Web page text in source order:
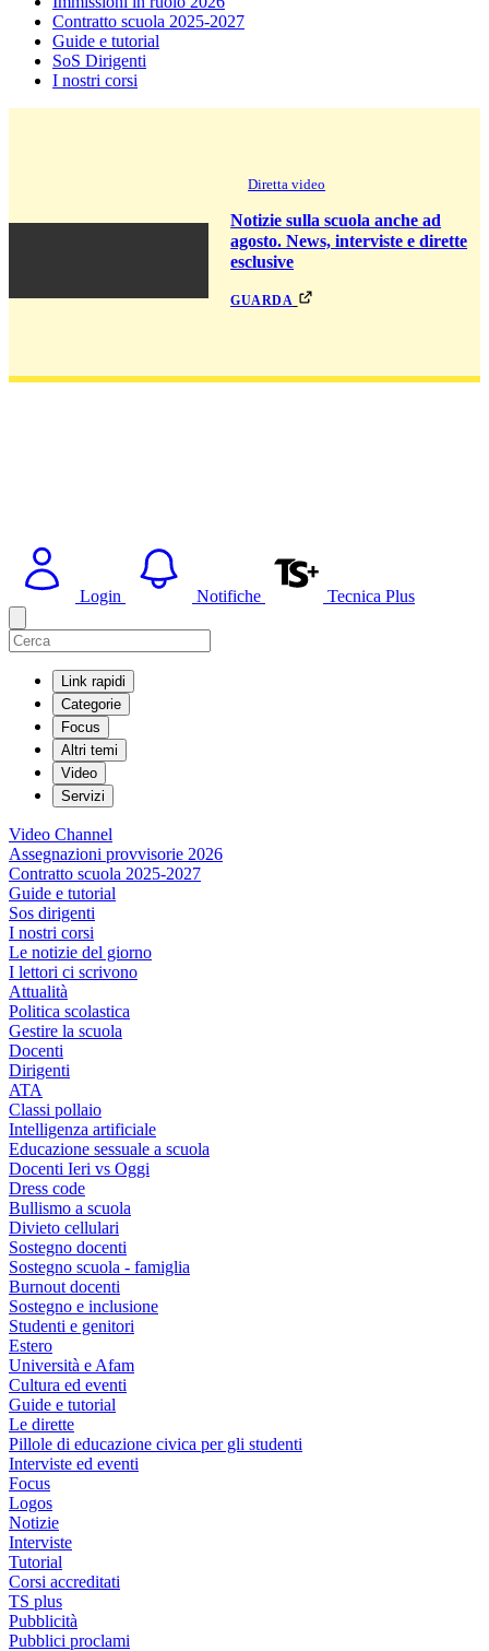
Contratto scuola 2025-2027
Guide e tutorial
SoS Dirigenti
I nostri corsi
Diretta video
Notizie sulla scuola anche ad
agosto. News, interviste e dirette
esclusive
guarda
Login Notifiche Tecnica Plus
Link rapidi
Categorie
Focus
Altri temi
Video
Servizi
Video Channel
Assegnazioni provvisorie 2026
Contratto scuola 2025-2027
Guide e tutorial
Sos dirigenti
I nostri corsi
Le notizie del giorno
I lettori ci scrivono
Attualità
Politica scolastica
Gestire la scuola
Docenti
Dirigenti
ATA
Classi pollaio
Intelligenza artificiale
Educazione sessuale a scuola
Docenti Ieri vs Oggi
Dress code
Bullismo a scuola
Divieto cellulari
Sostegno docenti
Sostegno scuola - famiglia
Burnout docenti
Sostegno e inclusione
Studenti e genitori
Estero
Università e Afam
Cultura ed eventi
Guide e tutorial
Le dirette
Pillole di educazione civica per gli studenti
Interviste ed eventi
Focus
Logos
Notizie
Interviste
Tutorial
Corsi accreditati
TS plus
Pubblicità
Pubblici proclami